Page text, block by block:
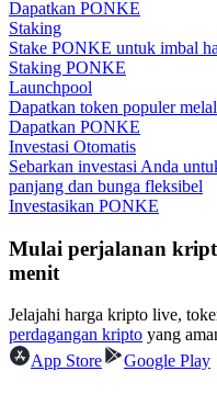
Strategi perdagangan
Pelajari cara untuk
Dapatkan PONKE
Staking
Stake PONKE untuk imbal
Staking PONKE
Launchpool
Dapatkan token populer
Dapatkan PONKE
Investasi Otomatis
Sebarkan investasi Anda
panjang dan bunga fleksibel
Investasikan PONKE
Mulai perjalanan
menit
Jelajahi harga kripto live,
perdagangan kripto yang
App Store
Google Play